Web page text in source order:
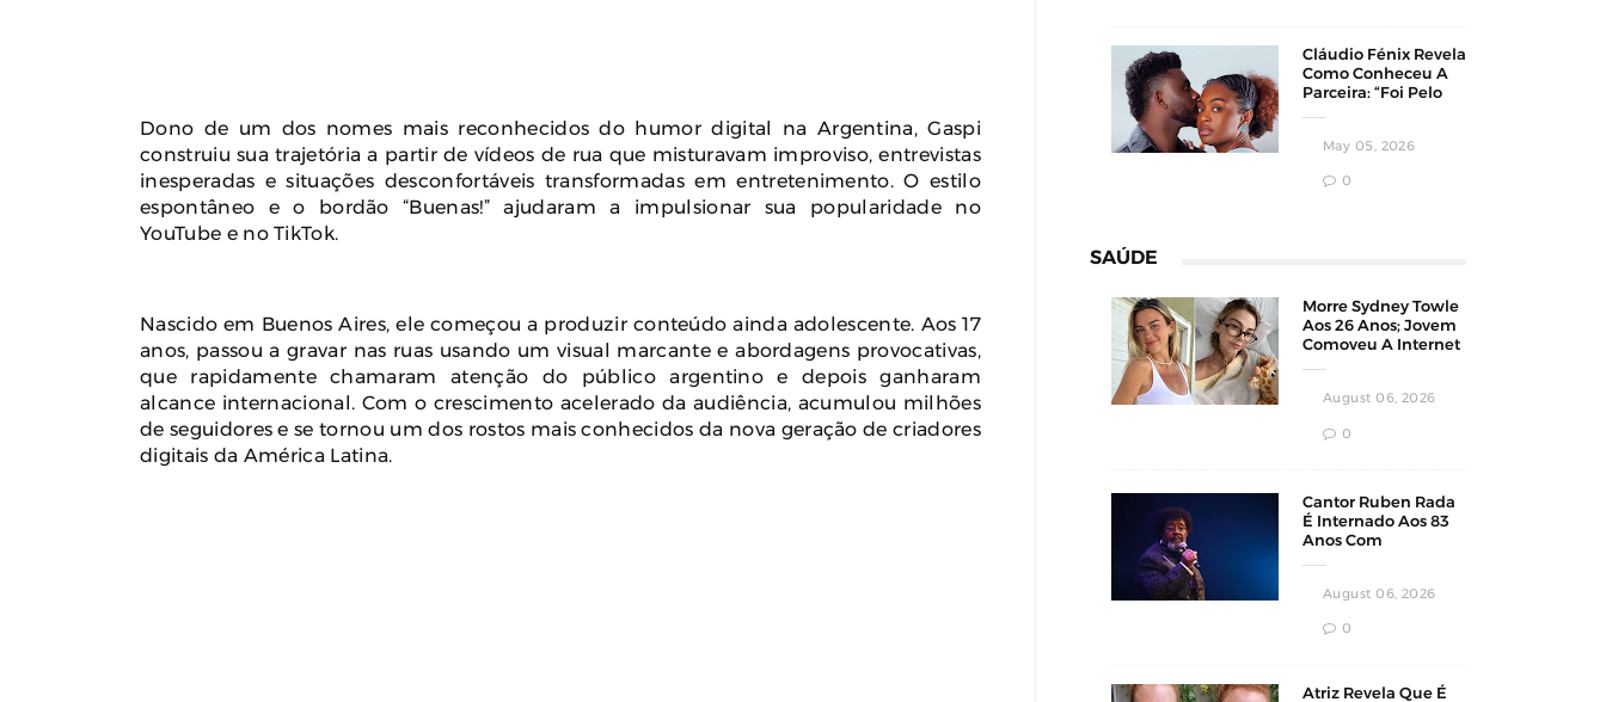
Dono de um dos nomes mais reconhecidos do humor digital na Argentina, Gaspi
construiu sua trajetória a partir de vídeos de rua que misturavam improviso, entrevistas
inesperadas e situações desconfortáveis transformadas em entretenimento. O estilo
espontâneo e o bordão “Buenas!” ajudaram a impulsionar sua popularidade no
YouTube e no TikTok.
Nascido em Buenos Aires, ele começou a produzir conteúdo ainda adolescente. Aos 17
anos, passou a gravar nas ruas usando um visual marcante e abordagens provocativas,
que rapidamente chamaram atenção do público argentino e depois ganharam
alcance internacional. Com o crescimento acelerado da audiência, acumulou milhões
de seguidores e se tornou um dos rostos mais conhecidos da nova geração de criadores
digitais da América Latina.
Cláudio Fénix Revela
Como Conheceu A
Parceira: “Foi Pelo
May 05, 2026
0
SAÚDE
Morre Sydney Towle
Aos 26 Anos; Jovem
Comoveu A Internet
Câncer
August 06, 2026
0
Cantor Ruben Rada
É Internado Aos 83
Anos Com
August 06, 2026
0
Atriz Revela Que É